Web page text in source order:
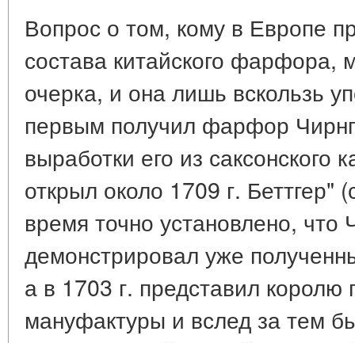
Вопрос о том, кому в Европе
состава китайского фарфора,
очерка, и она лишь вскользь
первым получил фарфор
выработки его из саксонского
открыл около 1709 г. Беттгер"
время точно установлено, что
демонстрировал уже
а в 1703 г. представил
мануфактуры и вслед за тем